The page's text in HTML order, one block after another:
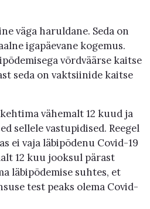
väga haruldane. Seda on
igapäevane kogemus.
võrdväärse kaitse
seda on vaktsiinide kaitse
vähemalt 12 kuud ja
sellele vastupidised. Reegel
ei vaja läbipõdenu Covid-19
12 kuu jooksul pärast
läbipõdemise suhtes, et
test peaks olema Covid-